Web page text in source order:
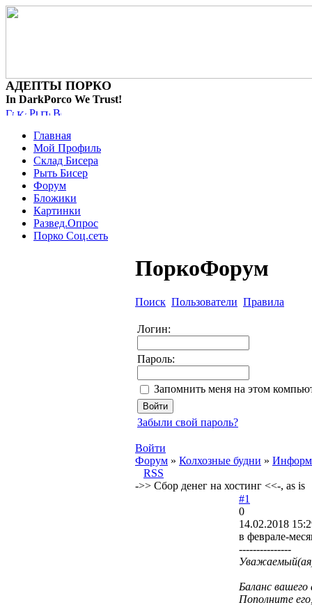
АДЕПТЫ ПОРКО
In DarkPorco We Trust!
Главная
Мой Профиль
Склад Бисера
Рыть Бисер
Форум
Бложики
Картинки
Развед.Опрос
Порко Соц.сеть
ПоркоФорум
Поиск Пользователи Правила
Логин:
Пароль:
Запомнить меня на этом
Забыли свой пароль?
Войти
Форум » Колхозные будни »
RSS
->> Сбор денег на хостинг <<-, as is
#1
0
14.02.2018
в феврале-
---------------
Баланс
Пополните